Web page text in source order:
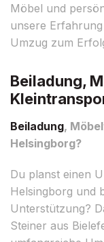
Möbel und
unsere
Umzug zum
Beiladung,
Beiladung,
Helsingborg?
Du planst einen
Helsingborg und
Unterstützung?
Steiner aus